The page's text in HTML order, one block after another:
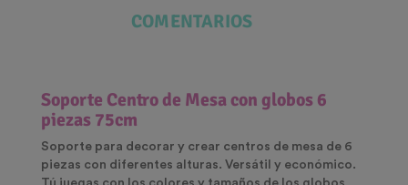
COMENTARIOS
Soporte Centro de Mesa con globos 6
piezas 75cm
Soporte para decorar y crear centros de mesa de 6
piezas con diferentes alturas. Versátil y económico.